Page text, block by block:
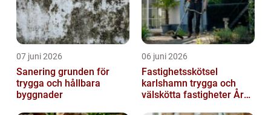
07 juni 2026
Sanering grunden för
trygga och hållbara
byggnader
06 juni 2026
Fastighetsskötsel
karlshamn trygga och
välskötta fastigheter Året